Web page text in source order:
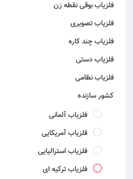
فلزیاب بوقی نقطه زن
فلزیاب تصویری
فلزیاب چند کاره
فلزیاب دستی
فلزیاب نظامی
کشور سازنده
فلزیاب آلمانی
فلزیاب آمریکایی
فلزیاب استرالیایی
فلزیاب ترکیه ای